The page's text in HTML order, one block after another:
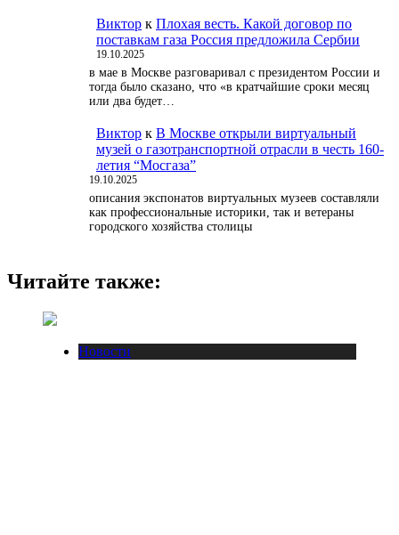
Виктор к Плохая весть. Какой договор по
поставкам газа Россия предложила Сербии
19.10.2025
в мае в Москве разговаривал с президентом России и
тогда было сказано, что «в кратчайшие сроки месяц
или два будет…
Виктор к В Москве открыли виртуальный
музей о газотранспортной отрасли в честь 160-
летия “Мосгаза”
19.10.2025
описания экспонатов виртуальных музеев составляли
как профессиональные историки, так и ветераны
городского хозяйства столицы
Читайте также:
Новости